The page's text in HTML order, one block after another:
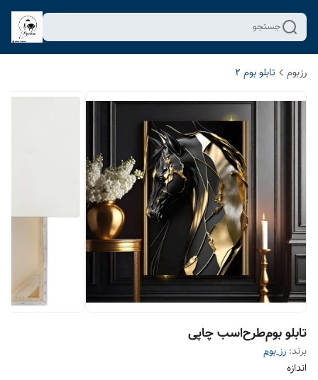
جستجو
رزبوم تابلو بوم 2
تابلو بوم‌طرح‌اسب چاپی
برند: رز بوم
اندازه